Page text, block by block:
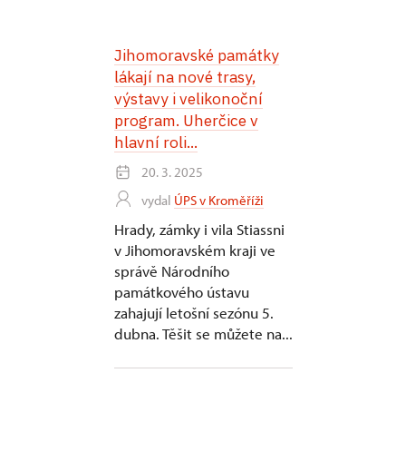
Jihomoravské památky
lákají na nové trasy,
výstavy i velikonoční
program. Uherčice v
hlavní roli...
20. 3. 2025
vydal ÚPS v Kroměříži
Hrady, zámky i vila Stiassni
v Jihomoravském kraji ve
správě Národního
památkového ústavu
zahajují letošní sezónu 5.
dubna. Těšit se můžete na...